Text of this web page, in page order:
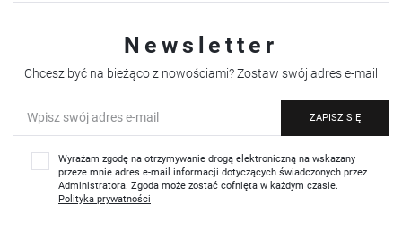
Newsletter
Chcesz być na bieżąco z nowościami? Zostaw swój adres e-mail
ZAPISZ SIĘ
Wyrażam zgodę na otrzymywanie drogą elektroniczną na wskazany
przeze mnie adres e-mail informacji dotyczących świadczonych przez
Administratora. Zgoda może zostać cofnięta w każdym czasie.
Polityka prywatności